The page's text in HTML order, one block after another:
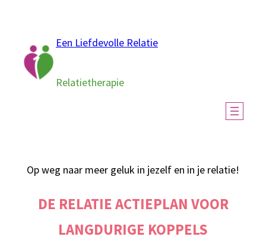
inhoud
Een Liefdevolle Relatie
Relatietherapie
Op weg naar meer geluk in jezelf en in je relatie!
DE RELATIE ACTIEPLAN VOOR
LANGDURIGE KOPPELS